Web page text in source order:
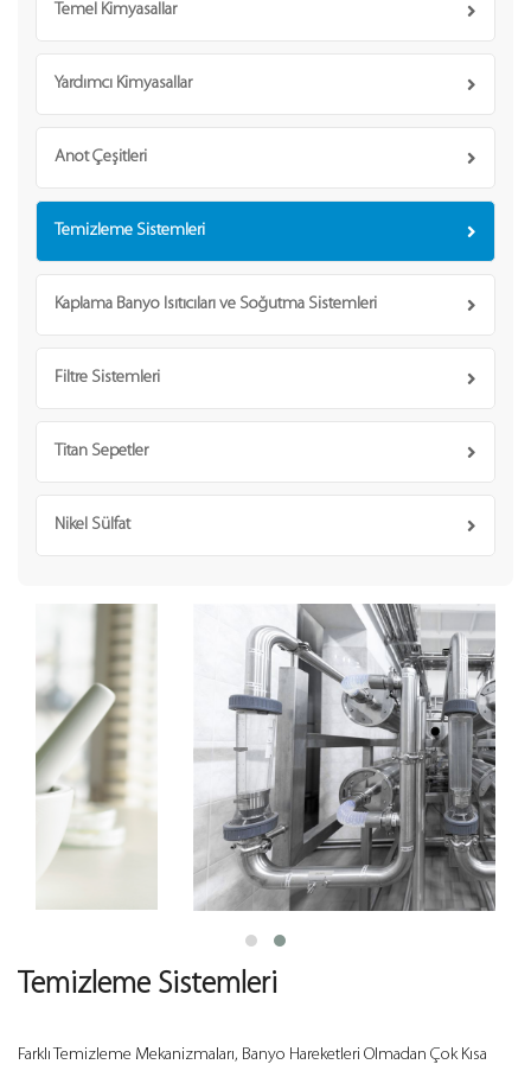
Temel Kimyasallar
Yardımcı Kimyasallar
Anot Çeşitleri
Temizleme Sistemleri
Kaplama Banyo Isıtıcıları ve Soğutma Sistemleri
Filtre Sistemleri
Titan Sepetler
Nikel Sülfat
Temizleme Sistemleri
Farklı Temizleme Mekanizmaları, Banyo Hareketleri Olmadan Çok Kısa